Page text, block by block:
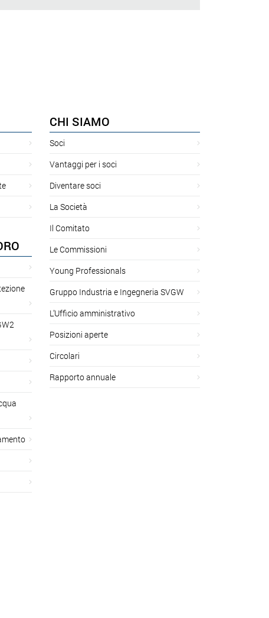
CHI SIAMO
Soci
Vantaggi per i soci
Diventare soci
La Società
Il Comitato
Le Commissioni
Young Professionals
Gruppo Industria e Ingegneria SVGW
L’Ufficio amministrativo
Posizioni aperte
Circolari
Rapporto annuale